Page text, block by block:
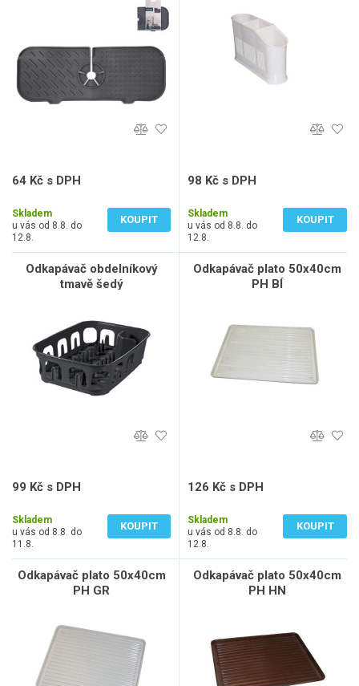
64 Kč s DPH
Skladem
u vás od 8.8. do
12.8.
KOUPIT
98 Kč s DPH
Skladem
u vás od 8.8. do
12.8.
KOUPIT
Odkapávač obdelníkový
tmavě šedý
99 Kč s DPH
Skladem
u vás od 8.8. do
11.8.
KOUPIT
Odkapávač plato 50x40cm
PH BÍ
126 Kč s DPH
Skladem
u vás od 8.8. do
12.8.
KOUPIT
Odkapávač plato 50x40cm
PH GR
Odkapávač plato 50x40cm
PH HN